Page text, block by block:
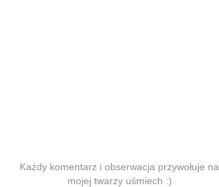
Każdy komentarz i obserwacja przywołuje na
mojej twarzy uśmiech :)